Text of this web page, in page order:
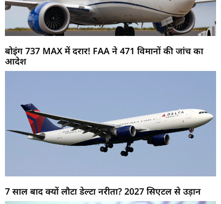
बोइंग 737 MAX में दरार! FAA ने 471 विमानों की जांच का
आदेश
7 साल बाद क्यों लौटा डेल्टा नरीता? 2027 सिएटल से उड़ान